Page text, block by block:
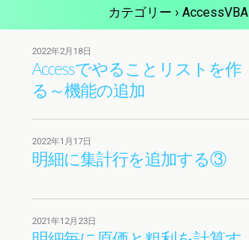
カテゴリー › AccessVBA
2022年2月18日
Accessでやることリストを作
る～機能の追加
2022年1月17日
明細に集計行を追加する③
2021年12月23日